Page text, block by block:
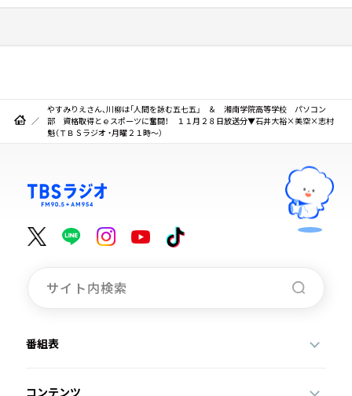
やすみりえさん、川柳は「人間を詠む五七五」 ＆ 湘南学院高等学校 パソコン
部 資格取得とｅスポーツに奮闘！ １１月２８日放送分▼石井大裕×美空×志村
魁（ＴＢＳラジオ ・月曜２１時～）
番組表
コンテンツ